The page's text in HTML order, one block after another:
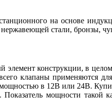
на основе
стали, бронзы,
конструкции, в
клапаны применяются
в 12В или 24В.
мощности такой